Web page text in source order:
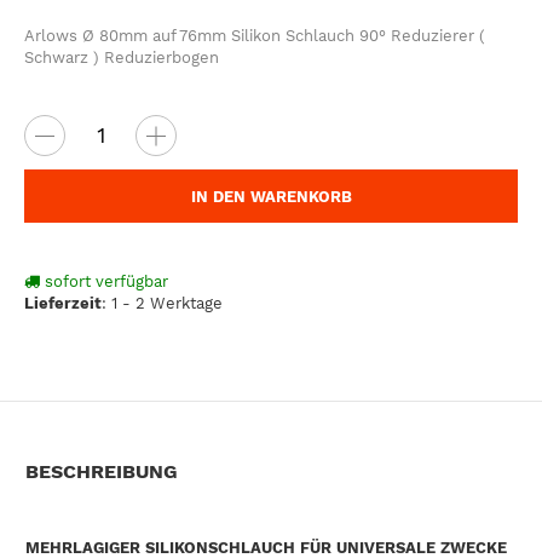
Arlows Ø 80mm auf 76mm Silikon Schlauch 90° Reduzierer (
Schwarz ) Reduzierbogen
IN DEN WARENKORB
sofort verfügbar
Lieferzeit: 1 - 2 Werktage
BESCHREIBUNG
MEHRLAGIGER SILIKONSCHLAUCH FÜR UNIVERSALE ZWECKE